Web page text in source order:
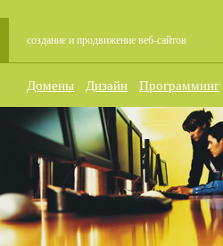
создание и продвижение веб-сайтов
Домены Дизайн Программинг